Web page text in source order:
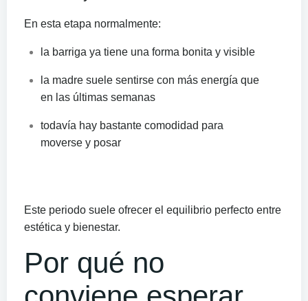
En esta etapa normalmente:
la barriga ya tiene una forma bonita y visible
la madre suele sentirse con más energía que
en las últimas semanas
todavía hay bastante comodidad para
moverse y posar
Este periodo suele ofrecer el equilibrio perfecto entre
estética y bienestar.
Por qué no